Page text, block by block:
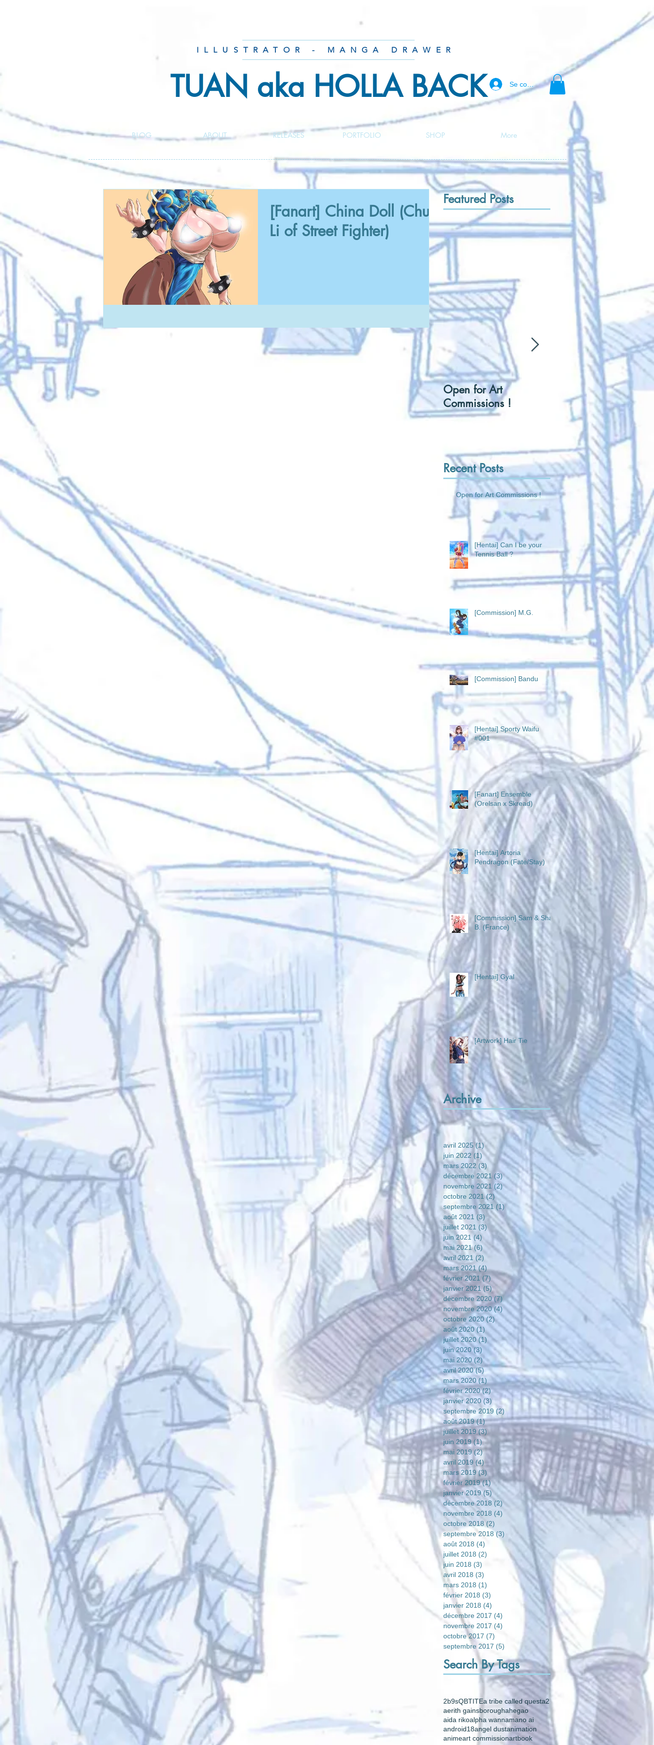
ILLUSTRATOR - MANGA DRAWER
TUAN aka HOLLA BACK Se connecter
BLOG ABOUT RELEASES PORTFOLIO SHOP More
[Fanart] China Doll (Chun-
Li of Street Fighter)
Featured Posts
Open for Art
Commissions !
[Hentai] Can I be
Tennis Ball ?
Recent Posts
Open for Art Commissions !
[Hentai] Can I be your
Tennis Ball ?
[Commission] M.G.
[Commission] Bandu
[Hentai] Sporty Waifu
#001
[Fanart] Ensemble
(Orelsan x Skread)
[Hentai] Artoria
Pendragon (Fate/Stay)
[Commission] Sam & Sha
B. (France)
[Hentai] Gyal
[Artwork] Hair Tie
Archive
avril 2025 (1)1 post
juin 2022 (1)1 post
mars 2022 (3) 3 posts
décembre 2021 (3)3 posts
novembre 2021 (2)2 posts
octobre 2021 (2)2 posts
septembre 2021 (1) 1 post
août 2021 (3) 3 posts
juillet 2021 (3)3 posts
juin 2021 (4) 4 posts
mai 2021 (6) 6 posts
avril 2021 (2)
mars 2021 (4)
février 2021 (7) 7 posts
janvier 2021 (5)5 posts
décembre 2020 (7)7 posts
novembre 2020 (4)4 posts
octobre 2020 (2)2 posts
août 2020 (1)1 post
juillet 2020 (1)1 post
juin 2020 (3) 3 posts
mai 2020 (2)2 posts
avril 2020 (5)5 posts
mars 2020 (1) 1 post
février 2020 (2)2 posts
janvier 2020 (3) 3 posts
septembre 2019 (2) 2 posts
août 2019 (1)1 post
juillet 2019 (3)3 posts
juin 2019 (1)1 post
mai 2019 (2)2 posts
avril 2019 (4) 4 posts
mars 2019 (3) 3 posts
février 2019 (1)1 post
janvier 2019 (5)5 posts
décembre 2018 (2)2 posts
novembre 2018 (4)
octobre 2018 (2)
septembre 2018 (3) 3 posts
août 2018 (4) 4 posts
juillet 2018 (2) 2 posts
juin 2018 (3)
avril 2018 (3)
mars 2018 (1)
février 2018 (3)
janvier 2018 (4)
décembre 2017 (4)
novembre 2017 (4)
octobre 2017 (7)
septembre 2017 (5)
Search By Tags
2b9sQBTITEa tribe called questa2
aerith gainsboroughahegao
aida rikoalpha wannamano ai
android18angel dustanimation
animeart commissionartbook